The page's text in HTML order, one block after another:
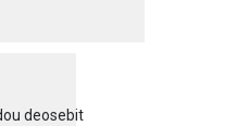
deosebit